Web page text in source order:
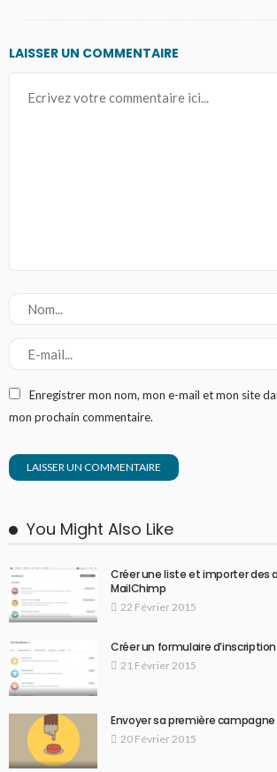
LAISSER UN COMMENTAIRE
Enregistrer mon nom, mon e-mail et mon site
mon prochain commentaire.
You Might Also Like
Créer une liste et importer des
MailChimp
22 Février 2015
Créer un formulaire
21 Février 2015
Envoyer sa première
20 Février 2015